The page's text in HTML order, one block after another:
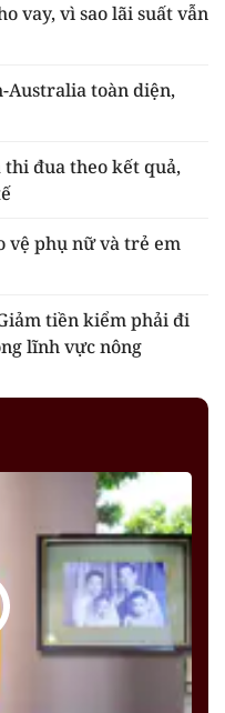
vay, vì sao lãi suất vẫn
Australia toàn diện,
đua theo kết quả,
vệ phụ nữ và trẻ em
tiền kiểm phải đi
lĩnh vực nông